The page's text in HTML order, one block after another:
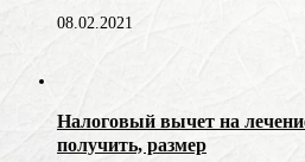
08.02.2021
Налоговый вычет на
получить, размер